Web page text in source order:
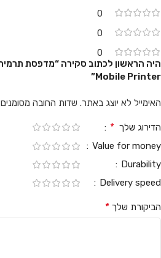
0
0
0
Mobile Printer”
האימייל לא יוצג באתר. שדות החובה מסומנים
הדירוג שלך *
Value for money
Durability
Delivery speed
הביקורת שלך *